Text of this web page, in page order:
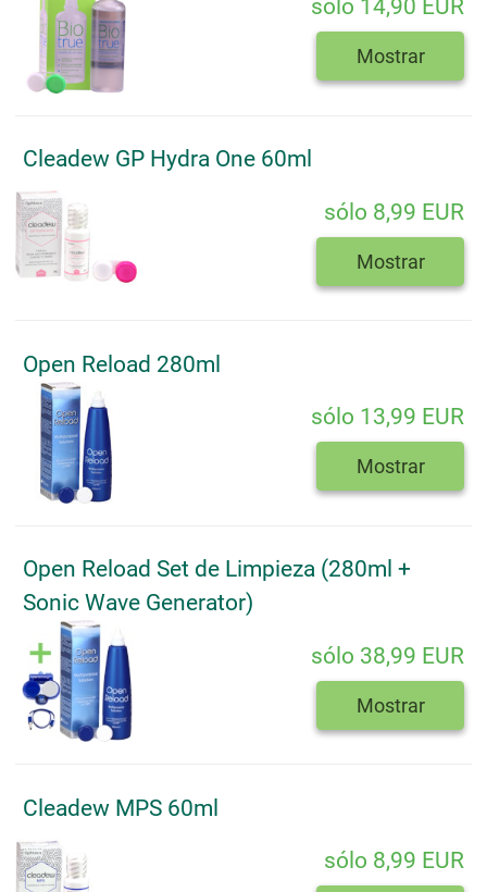
sólo 14,90 EUR
Mostrar
Cleadew GP Hydra One 60ml
sólo 8,99 EUR
Mostrar
Open Reload 280ml
sólo 13,99 EUR
Mostrar
Open Reload Set de Limpieza (280ml +
Sonic Wave Generator)
sólo 38,99 EUR
Mostrar
Cleadew MPS 60ml
sólo 8,99 EUR